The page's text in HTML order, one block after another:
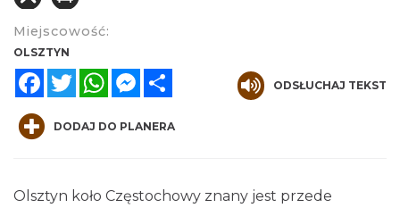
Miejscowość:
OLSZTYN
FacebookTwitterWhatsAppMessenger
ODSŁUCHAJ TEKST
DODAJ DO PLANERA
Olsztyn koło Częstochowy znany jest przede